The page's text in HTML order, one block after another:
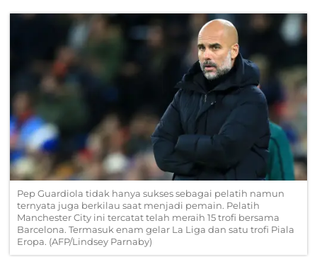
Pep Guardiola tidak hanya sukses sebagai pelatih namun
ternyata juga berkilau saat menjadi pemain. Pelatih
Manchester City ini tercatat telah meraih 15 trofi bersama
Barcelona. Termasuk enam gelar La Liga dan satu trofi Piala
Eropa. (AFP/Lindsey Parnaby)